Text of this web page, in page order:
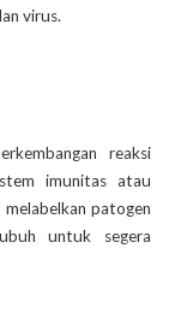
virus.
reaksi
imunitas atau
patogen
untuk segera